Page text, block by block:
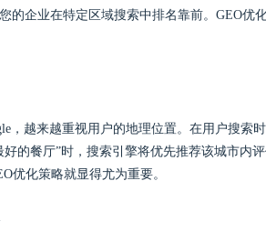
的企业在特定区域搜索中排名靠前。GEO
，越来越重视用户的地理位置。在用户搜
好的餐厅”时，搜索引擎将优先推荐该城市内
优化策略就显得尤为重要。